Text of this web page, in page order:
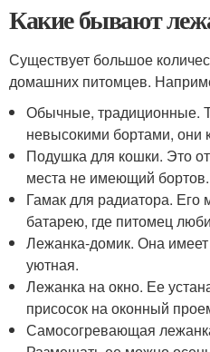
Какие бывают
Существует большое
домашних питомцев.
Обычные, традиционные.
невысокими бортами, они
Подушка для кошки. Это
места не имеющий бортов.
Гамак для радиатора. Его
батарею, где питомец
Лежанка-домик. Она
уютная.
Лежанка на окно. Ее
присосок на оконный
Самосогревающая